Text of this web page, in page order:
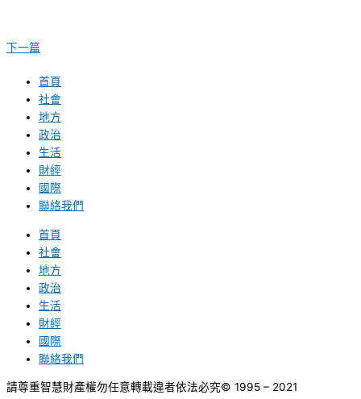
下一篇
首頁
社會
地方
政治
生活
財經
國際
聯絡我們
首頁
社會
地方
政治
生活
財經
國際
聯絡我們
請尊重智慧財產權勿任意轉載違者依法必究© 1995 – 2021